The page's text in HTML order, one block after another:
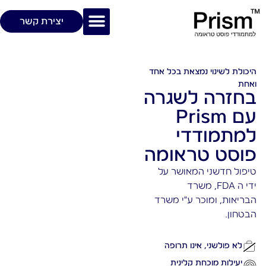
יצירת קשר
היכולת לשינוי נמצאת בכל אחד
ואחת
בחזרה לשגרה
עם Prism
למתמודדי
פוסט טראומה
טיפול חדשני המאושר על
ידי ה FDA, משרד
הבריאות, ומוכר ע"י משרד
הבטחון.
לא פולשני, אינו תרופה
יעילות מוכחת קלינית